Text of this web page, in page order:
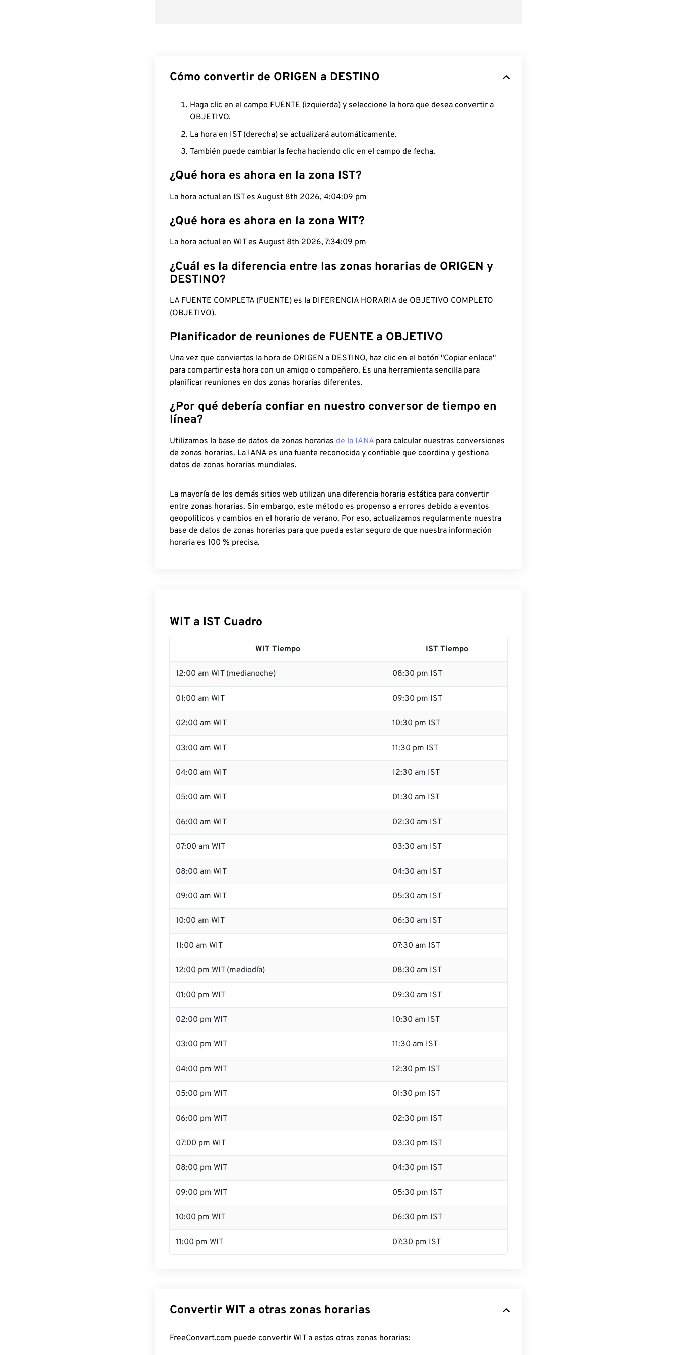
Cómo convertir de ORIGEN a DESTINO
Haga clic en el campo FUENTE (izquierda) y seleccione la hora que desea convertir a
OBJETIVO.
La hora en IST (derecha) se actualizará automáticamente.
También puede cambiar la fecha haciendo clic en el campo de fecha.
¿Qué hora es ahora en la zona IST?
La hora actual en IST es August 8th 2026, 4:04:10 pm
¿Qué hora es ahora en la zona WIT?
La hora actual en WIT es August 8th 2026, 7:34:10 pm
¿Cuál es la diferencia entre las zonas horarias de ORIGEN y
DESTINO?
LA FUENTE COMPLETA (FUENTE) es la DIFERENCIA HORARIA de OBJETIVO COMPLETO
(OBJETIVO).
Planificador de reuniones de FUENTE a OBJETIVO
Una vez que conviertas la hora de ORIGEN a DESTINO, haz clic en el botón "Copiar enlace"
para compartir esta hora con un amigo o compañero. Es una herramienta sencilla para
planificar reuniones en dos zonas horarias diferentes.
¿Por qué debería confiar en nuestro conversor de tiempo en
línea?
Utilizamos la base de datos de zonas horarias de la IANA para calcular nuestras conversiones
de zonas horarias. La IANA es una fuente reconocida y confiable que coordina y gestiona
datos de zonas horarias mundiales.
La mayoría de los demás sitios web utilizan una diferencia horaria estática para convertir
entre zonas horarias. Sin embargo, este método es propenso a errores debido a eventos
geopolíticos y cambios en el horario de verano. Por eso, actualizamos regularmente nuestra
base de datos de zonas horarias para que pueda estar seguro de que nuestra información
horaria es 100 % precisa.
WIT a IST Cuadro
WIT Tiempo IST Tiempo
12:00 am WIT (medianoche) 08:30 pm IST
01:00 am WIT 09:30 pm IST
02:00 am WIT 10:30 pm IST
03:00 am WIT 11:30 pm IST
04:00 am WIT 12:30 am IST
05:00 am WIT 01:30 am IST
06:00 am WIT 02:30 am IST
07:00 am WIT 03:30 am IST
08:00 am WIT 04:30 am IST
09:00 am WIT 05:30 am IST
10:00 am WIT 06:30 am IST
11:00 am WIT 07:30 am IST
12:00 pm WIT (mediodía) 08:30 am IST
01:00 pm WIT 09:30 am IST
02:00 pm WIT 10:30 am IST
03:00 pm WIT 11:30 am IST
04:00 pm WIT 12:30 pm IST
05:00 pm WIT 01:30 pm IST
06:00 pm WIT 02:30 pm IST
07:00 pm WIT 03:30 pm IST
08:00 pm WIT 04:30 pm IST
09:00 pm WIT 05:30 pm IST
10:00 pm WIT 06:30 pm IST
11:00 pm WIT 07:30 pm IST
Convertir WIT a otras zonas horarias
FreeConvert.com puede convertir WIT a estas otras zonas horarias: